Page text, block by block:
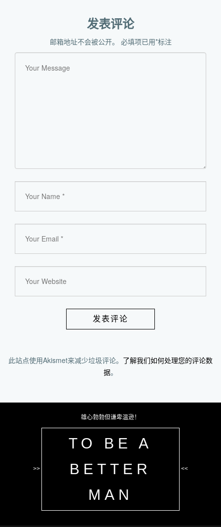
发表评论
邮箱地址不会被公开。 必填项已用*标注
此站点使用Akismet来减少垃圾评论。 了解我们如何处理您的评论数
据。
雄心勃勃但谦卑温逊！
>>
TO BE A
BETTER
MAN
<<